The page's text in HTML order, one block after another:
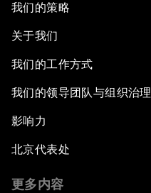
我们的策略
关于我们
我们的工作方式
我们的领导团队与组织治理
影响力
北京代表处
更多内容